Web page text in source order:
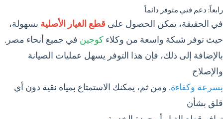
رابعاً: دعم فني متوفر دائماً
في الحقيقة، يمكن الحصول علىقطع الغيار الأصليةبسهولة،
حيث توفر شبكة واسعة من وكلاءكوجينفي جميع أنحاء مصر.
بالإضافة إلى ذلك، فإن هذا التوفر يسهل عمليات الصيانة
والإصلاح
بسرعة وكفاءة.ومن ثم، يمكنك الاستمتاع بمياه نقية دون أي
قلق بشأن